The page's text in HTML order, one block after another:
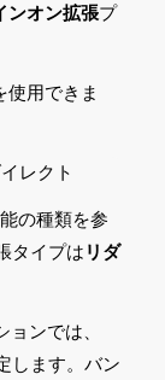
ンオン拡張プ
使用できま
レクト
の種類を参
タイプは リダ
ョンでは、
します。バン